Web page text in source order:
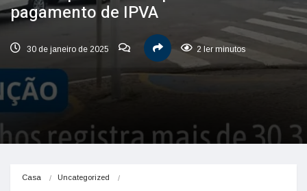
pagamento de IPVA
30 de janeiro de 2025 2 ler minutos
Casa Uncategorized